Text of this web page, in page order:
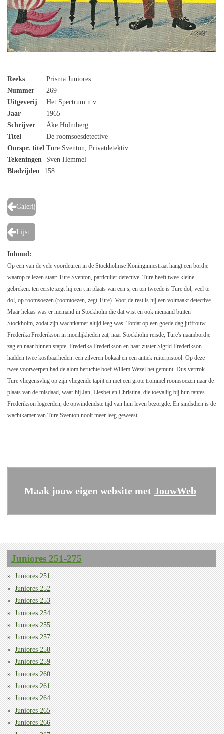
Reeks
Prisma Juniores
Nummer
269
Uitgeverij
Het Spectrum n.v.
Jaar
1965
Schrijver
Åke Holmberg
Titel
De roomsoesdetective
Oorspr. titel Ture Sventon, Privatdetektiv
Tekeningen
Sven Hemmel
Bladzijden
158
Galerij
Lijst
Inhoud:
Op een van de vele voordeuren in de Stockholmse Koninginnestraat hangt een bordje
waarop te lezen staat: Ture Sventon, particulier detective. Ture heeft twee kleine
gebreken: ten eerste zegt hij een t in plaats van een s, en ten tweede is Ture dol, veel te
dol, op roomsoezen (roomtoezen, zegt Ture). Voor de rest is hij een volmaakt detective.
Maar helaas was er niemand in Stockholm die dat wist en ook niemand buiten
Stockholm, zodat zijn wachtkamer altijd leeg was. Totdat op een goede dag juffrouw
Frederika Frederikson in moeilijkheden zat, naar Stockholm reisde, Ture's naambordje
zag en naar binnen stapte. Frederika Frederikson en haar zuster Sigrid Frederikson
hadden twee kostbaarheden: een zilveren bokaal en een antiek ruiterpistool. Op deze
twee voorwerpen had de alom beruchte boef Willem Wezel het gemunt. Dus vertrok
Ture vliegensvlug op zijn vliegende tapijt en met een grote trommel roomsoezen naar de
plaats van de misdaad, waar hij Jan, Liesbet en Christina, die toevallig bij hun tantes
Frederikson logeerden, de opwindendste tijd van hun leven bezorgde. En sindsdien is de
wachtkamer van Ture Sventon nooit meer leeg geweest.
Maak jouw eigen website met JouwWeb
Juniores 251-275
Juniores 251
Juniores 252
Juniores 253
Juniores 254
Juniores 255
Juniores 257
Juniores 258
Juniores 259
Juniores 260
Juniores 261
Juniores 264
Juniores 265
Juniores 266